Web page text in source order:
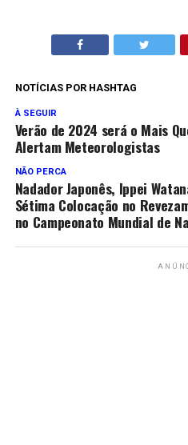
NOTÍCIAS POR HASHTAG
À SEGUIR
Verão de 2024 será o Mais
Alertam Meteorologistas
NÃO PERCA
Nadador Japonês, Ippei
Sétima Colocação no
no Campeonato Mundial de